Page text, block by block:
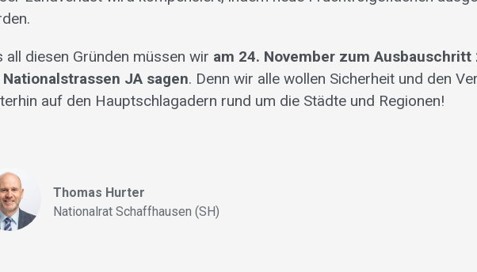
all diesen Gründen müssen wir am 24. November zum Ausbauschritt
Nationalstrassen JA sagen. Denn wir alle wollen Sicherheit und den
auf den Hauptschlagadern rund um die Städte und Regionen!
Thomas Hurter
Nationalrat Schaffhausen (SH)